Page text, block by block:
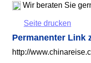
Wir beraten Sie
Seite drucken
Permanenter Link
http://